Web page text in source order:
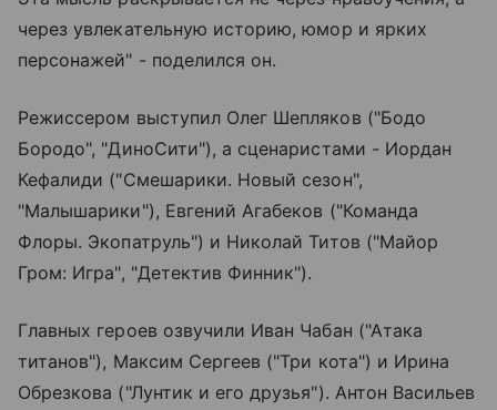
через увлекательную историю, юмор и ярких
персонажей" - поделился он.
Режиссером выступил Олег Шепляков ("Бодо
Бородо", "ДиноСити"), а сценаристами - Иордан
Кефалиди ("Смешарики. Новый сезон",
"Малышарики"), Евгений Агабеков ("Команда
Флоры. Экопатруль") и Николай Титов ("Майор
Гром: Игра", "Детектив Финник").
Главных героев озвучили Иван Чабан ("Атака
титанов"), Максим Сергеев ("Три кота") и Ирина
Обрезкова ("Лунтик и его друзья"). Антон Васильев